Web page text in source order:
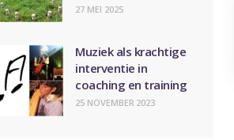
27 MEI 2025
Muziek als krachtige
interventie in
coaching en training
25 NOVEMBER 2023